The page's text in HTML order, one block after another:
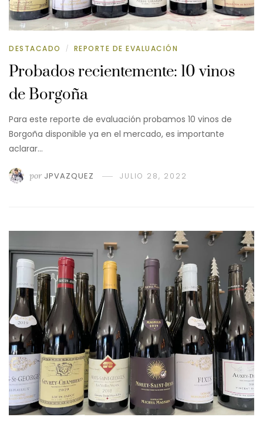
DESTACADO / REPORTE DE EVALUACIÓN
Probados recientemente: 10 vinos
de Borgoña
Para este reporte de evaluación probamos 10 vinos de
Borgoña disponible ya en el mercado, es importante
aclarar…
por JPVAZQUEZ JULIO 28, 2022